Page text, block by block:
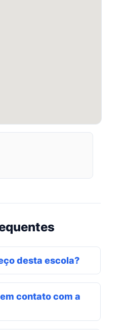
desta escola?
contato com a